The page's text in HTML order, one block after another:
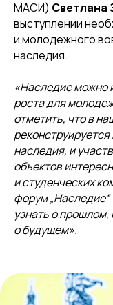
МАСИ) Светлана
выступлении
и молодежного
наследия.
«Наследие можно
роста для
отметить, что в
наследия, и
объектов
и студенческих
форум
узнать о
о будущем».